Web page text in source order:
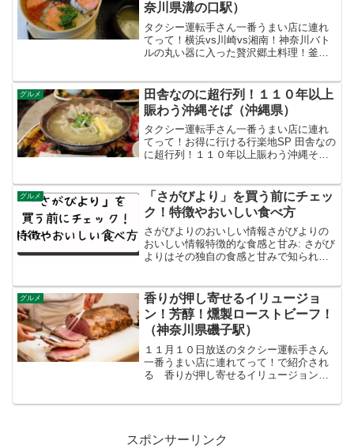
奈川県溝の口駅）
タクシー運転手さん一番うまい店に連れ
てって！横浜vs川崎vs湘南！神奈川バト
ルの丸い器に入った贅沢郷土料理！釜で
グルメ
田舎なのに超行列！１１０年以上
賑わう沖縄そば（沖縄県）
タクシー運転手さん一番うまい店に連れ
てって！お得に行ける行楽地SP 田舎なの
に超行列！１１０年以上賑わう沖縄そば
グルメ
「さがびより」を買う前にチェッ
ク！特徴やおいしい食べ方
さがびよりのおいしい情報さがびよりの
おいしい情報特徴的な食感と甘み: さがび
よりはその独自の食感と甘みで知られて
が広がります。耐病性と収量性: 佐賀県農
業試験研究センタ...
グルメ
香りが押し寄せるイリュージョ
ン！芳醇！燻製ローストビーフ！
（神奈川県磯子駅）
１１月１０日放送のタクシー運転手さん
一番うまい店に連れてって！で紹介され
る 香りが押し寄せるイリュージョン！
スポンサーリンク